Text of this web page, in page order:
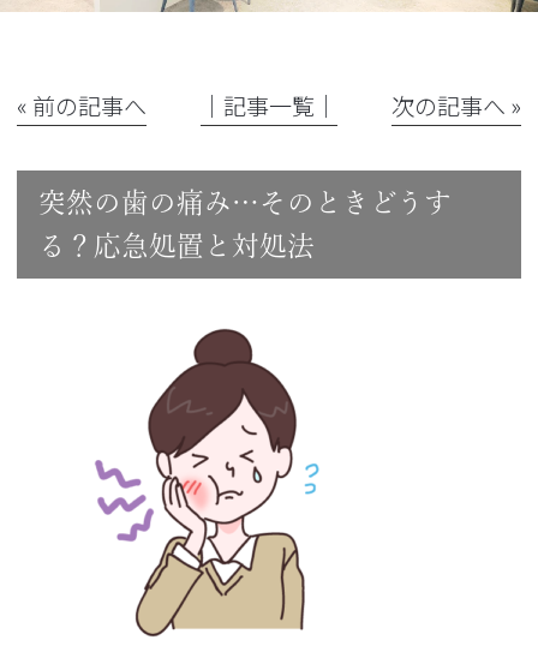
« 前の記事へ │記事一覧│ 次の記事へ »
突然の歯の痛み…そのときどうす
る？応急処置と対処法